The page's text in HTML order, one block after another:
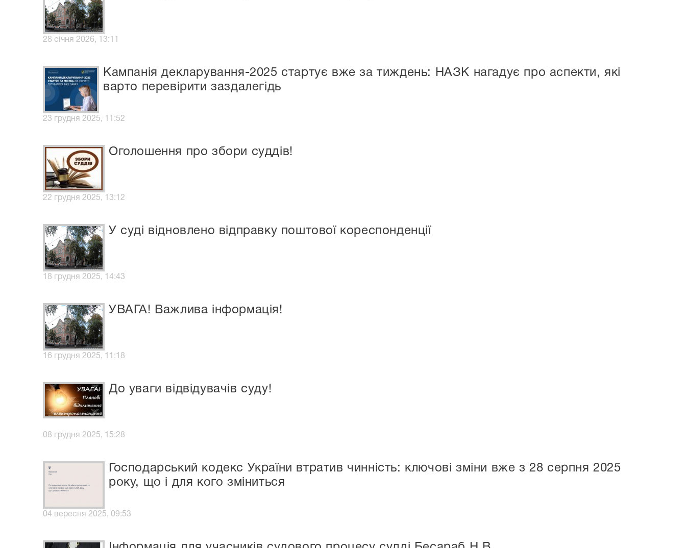
28 січня 2026, 13:11
Кампанія декларування-2025 стартує вже за тиждень: НАЗК нагадує про аспекти, які
варто перевірити заздалегідь
23 грудня 2025, 11:52
Оголошення про збори суддів!
22 грудня 2025, 13:12
У суді відновлено відправку поштової кореспонденції
18 грудня 2025, 14:43
УВАГА! Важлива інформація!
16 грудня 2025, 11:18
До уваги відвідувачів суду!
08 грудня 2025, 15:28
Господарський кодекс України втратив чинність: ключові зміни вже з 28 серпня 2025
року, що і для кого зміниться
04 вересня 2025, 09:53